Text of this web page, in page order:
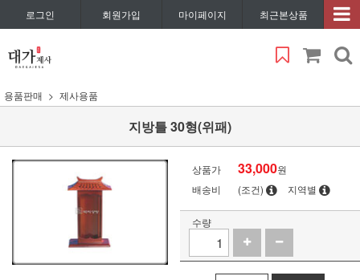
로그인 회원가입 마이페이지 최근본상품
용품판매 제사용품
지방틀 30형(위패)
상품가 33,000원
배송비
(조건) 지역별
수량